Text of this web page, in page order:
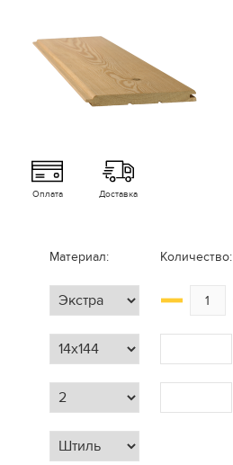
Оплата Доставка
Материал: Количество: